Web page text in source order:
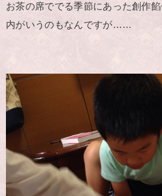
お茶の席ででる季節にあった創作
内がいうのもなんですが……